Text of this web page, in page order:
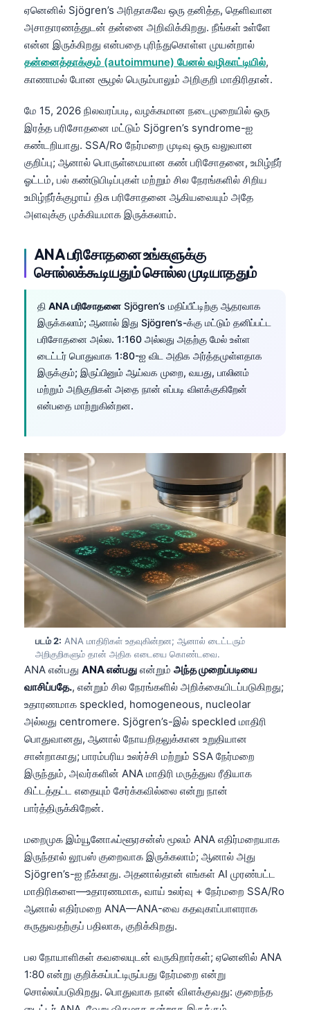
ஏனெனில் Sjögren’s அரிதாகவே ஒரு தனித்த, தெளிவான
அசாதாரணத்துடன் தன்னை அறிவிக்கிறது. நீங்கள் உள்ளே
என்ன இருக்கிறது என்பதை புரிந்துகொள்ள முயன்றால்
தன்னைத்தாக்கும் (autoimmune) பேனல் வழிகாட்டியில்,
காணாமல் போன சூழல் பெரும்பாலும் அறிகுறி மாதிரிதான்.
மே 15, 2026 நிலவரப்படி, வழக்கமான நடைமுறையில் ஒரு
இரத்த பரிசோதனை மட்டும் Sjögren’s syndrome-ஐ
கண்டறியாது. SSA/Ro நேர்மறை முடிவு ஒரு வலுவான
குறிப்பு; ஆனால் பொருள்மையான கண் பரிசோதனை, உமிழ்நீர்
ஓட்டம், பல் கண்டுபிடிப்புகள் மற்றும் சில நேரங்களில் சிறிய
உமிழ்நீர்க்குழாய் திசு பரிசோதனை ஆகியவையும் அதே
அளவுக்கு முக்கியமாக இருக்கலாம்.
ANA பரிசோதனை உங்களுக்கு
சொல்லக்கூடியதும் சொல்ல முடியாததும்
தி ANA பரிசோதனை Sjögren’s மதிப்பீட்டிற்கு ஆதரவாக
இருக்கலாம்; ஆனால் இது Sjögren’s-க்கு மட்டும் தனிப்பட்ட
பரிசோதனை அல்ல. 1:160 அல்லது அதற்கு மேல் உள்ள
டைட்டர் பொதுவாக 1:80-ஐ விட அதிக அர்த்தமுள்ளதாக
இருக்கும்; இருப்பினும் ஆய்வக முறை, வயது, பாலினம்
மற்றும் அறிகுறிகள் அதை நான் எப்படி விளக்குகிறேன்
என்பதை மாற்றுகின்றன.
படம் 2: ANA மாதிரிகள் உதவுகின்றன; ஆனால் டைட்டரும்
அறிகுறிகளும் தான் அதிக எடையை கொண்டவை.
ANA என்பது ANA என்பது என்றும் அந்த முறைப்படியை
வாசிப்பதே., என்றும் சில நேரங்களில் அறிக்கையிடப்படுகிறது;
உதாரணமாக speckled, homogeneous, nucleolar
அல்லது centromere. Sjögren’s-இல் speckled மாதிரி
பொதுவானது, ஆனால் நோயறிதலுக்கான உறுதியான
சான்றாகாது; பாரம்பரிய உலர்ச்சி மற்றும் SSA நேர்மறை
இருந்தும், அவர்களின் ANA மாதிரி மருத்துவ ரீதியாக
கிட்டத்தட்ட எதையும் சேர்க்கவில்லை என்று நான்
பார்த்திருக்கிறேன்.
மறைமுக இம்யூனோஃப்ளூரசன்ஸ் மூலம் ANA எதிர்மறையாக
இருந்தால் லூபஸ் குறைவாக இருக்கலாம்; ஆனால் அது
Sjögren’s-ஐ நீக்காது. அதனால்தான் எங்கள் AI முரண்பட்ட
மாதிரிகளை—உதாரணமாக, வாய் உலர்வு + நேர்மறை SSA/Ro
ஆனால் எதிர்மறை ANA—ANA-வை கதவுகாப்பாளராக
கருதுவதற்குப் பதிலாக, குறிக்கிறது.
பல நோயாளிகள் கவலையுடன் வருகிறார்கள்; ஏனெனில் ANA
1:80 என்று குறிக்கப்பட்டிருப்பது நேர்மறை என்று
சொல்லப்படுகிறது. பொதுவாக நான் விளக்குவது: குறைந்த